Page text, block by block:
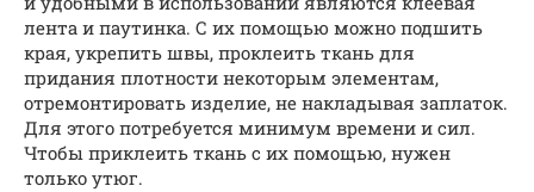
лента и паутинка. С их помощью можно подшить
края, укрепить швы, проклеить ткань для
придания плотности некоторым элементам,
отремонтировать изделие, не накладывая заплаток.
Для этого потребуется минимум времени и сил.
Чтобы приклеить ткань с их помощью, нужен
только утюг.